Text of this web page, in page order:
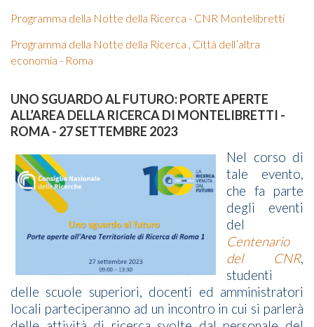
Programma della Notte della Ricerca - CNR Montelibretti
Programma della Notte della Ricerca , Città dell’altra
economia - Roma
UNO SGUARDO AL FUTURO: PORTE APERTE
ALL’AREA DELLA RICERCA DI MONTELIBRETTI -
ROMA - 27 SETTEMBRE 2023
Nel corso di
tale evento,
che fa parte
degli eventi
del
Centenario
del CNR,
studenti
delle scuole superiori, docenti ed amministratori
locali parteciperanno ad un incontro in cui si parlerà